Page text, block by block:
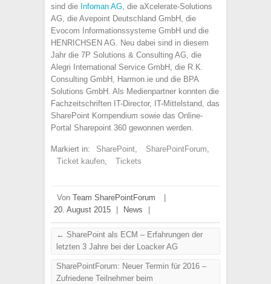
sind die Infoman AG, die aXcelerate-Solutions
AG, die Avepoint Deutschland GmbH, die
Evocom Informationssysteme GmbH und die
HENRICHSEN AG. Neu dabei sind in diesem
Jahr die 7P Solutions & Consulting AG, die
Alegri International Service GmbH, die R.K.
Consulting GmbH, Harmon.ie und die BPA
Solutions GmbH. Als Medienpartner konnten die
Fachzeitschriften IT-Director, IT-Mittelstand, das
SharePoint Kompendium sowie das Online-
Portal Sharepoint 360 gewonnen werden.
Markiert in: SharePoint, SharePointForum,
Ticket kaufen, Tickets
Von Team SharePointForum
20. August 2015
News
← SharePoint als ECM – Erfahrungen der
letzten 3 Jahre bei der Loacker AG
SharePointForum: Neuer Termin für 2016 –
Zufriedene Teilnehmer beim